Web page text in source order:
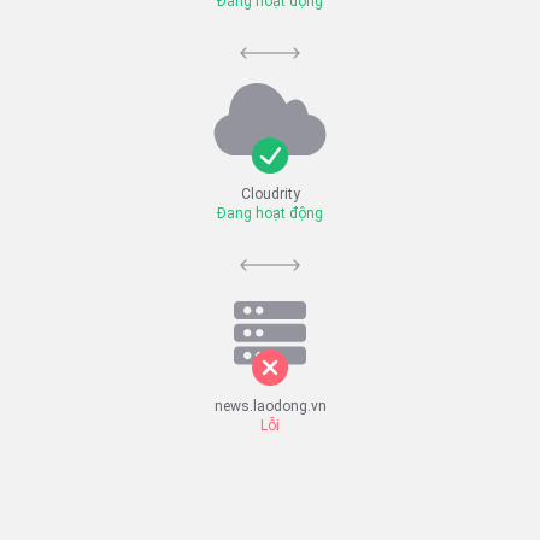
Cloudrity
Đang hoạt động
news.laodong.vn
Lỗi